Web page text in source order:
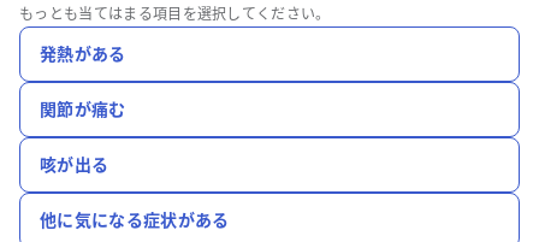
もっとも当てはまる項目を選択してください。
発熱がある
関節が痛む
咳が出る
他に気になる症状がある